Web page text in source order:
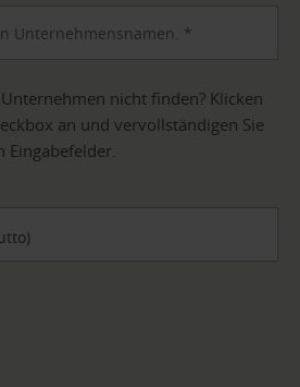
nicht finden? Klicken
an und vervollständigen Sie
Eingabefelder.